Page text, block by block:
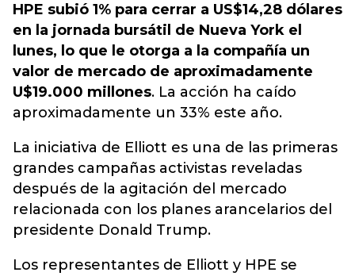
HPE subió 1% para cerrar a US$14,28 dólares
en la jornada bursátil de Nueva York el
lunes, lo que le otorga a la compañía un
valor de mercado de aproximadamente
U$19.000 millones. La acción ha caído
aproximadamente un 33% este año.
La iniciativa de Elliott es una de las primeras
grandes campañas activistas reveladas
después de la agitación del mercado
relacionada con los planes arancelarios del
presidente Donald Trump.
Los representantes de Elliott y HPE se